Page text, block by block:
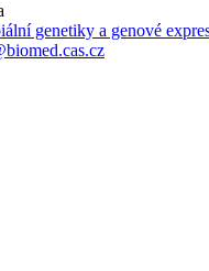
genetiky a genové